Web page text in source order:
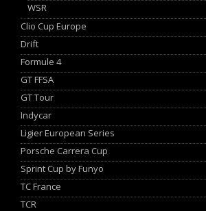
WSR
Clio Cup Europe
Drift
Formule 4
GT FFSA
GT Tour
Indycar
Ligier European Series
Porsche Carrera Cup
Sprint Cup by Funyo
TC France
TCR